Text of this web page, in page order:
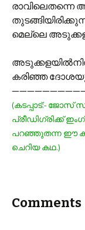
രാവിലെതന്നെ
മെല്ലെ
കരിഞ്ഞ
(കടപ്പാട്:- ജോസ്
പ്രീഡിഗ്രിക്ക്
പറഞ്ഞുതന്ന ഈ
ചെറിയ കഥ.)
Comments